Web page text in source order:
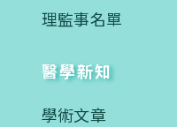
理監事名單
醫學新知
學術文章